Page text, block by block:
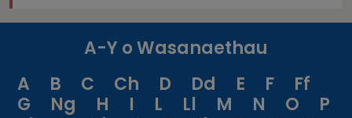
A-Y o Wasanaethau
A
B C Ch D Dd E F
Ff
G
Ng H I L Ll M N O
P